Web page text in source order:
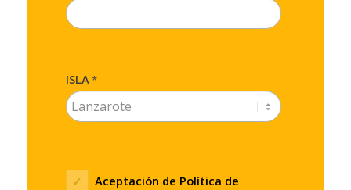
ISLA*
Aceptación de Política de